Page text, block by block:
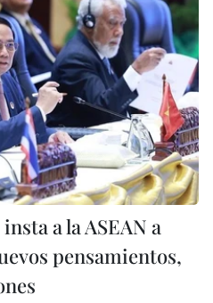
a la ASEAN a
pensamientos,